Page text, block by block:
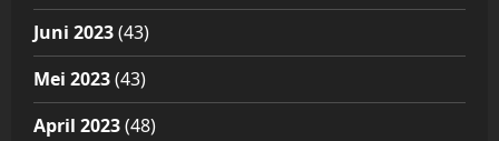
Juni 2023(43)
Mei 2023(43)
April 2023(48)